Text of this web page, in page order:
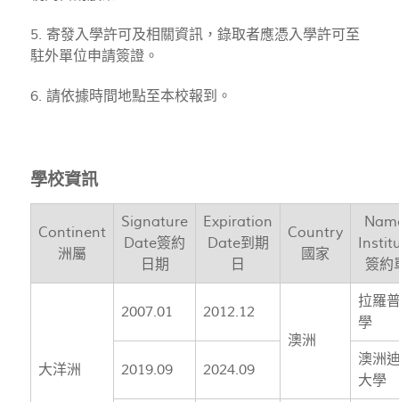
5. 寄發入學許可及相關資訊，錄取者應憑入學許可至
駐外單位申請簽證。
6. 請依據時間地點至本校報到。
學校資訊
Continent
洲屬
Signature
Date簽約
日期
Expiration
Date到期
日
Country
國家
簽約
大洋洲
2007.01
2012.12
澳洲
拉羅
學
2019.09 2024.09
澳洲
大學